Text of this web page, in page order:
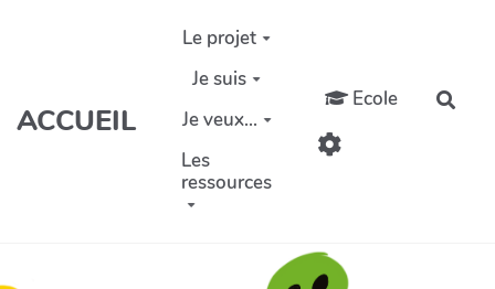
Aller au contenu principal
ACCUEIL
Le projet
Je suis
Je veux...
Les
ressources
Ecole